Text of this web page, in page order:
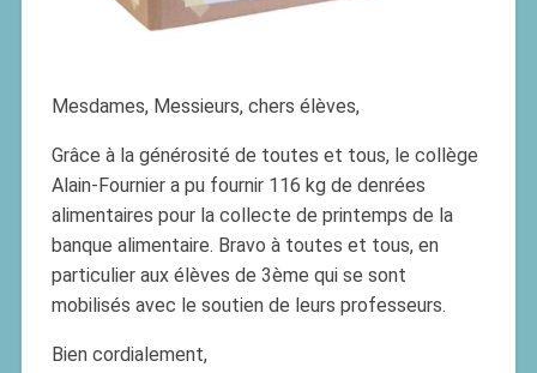
Mesdames, Messieurs, chers élèves,
Grâce à la générosité de toutes et tous, le collège
Alain-Fournier a pu fournir 116 kg de denrées
alimentaires pour la collecte de printemps de la
banque alimentaire. Bravo à toutes et tous, en
particulier aux élèves de 3ème qui se sont
mobilisés avec le soutien de leurs professeurs.
Bien cordialement,